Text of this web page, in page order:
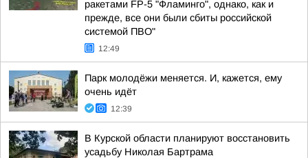
ракетами FP-5 "Фламинго", однако, как и
прежде, все они были сбиты российской
системой ПВО"
12:49
Парк молодёжи меняется. И, кажется, ему
очень идёт
12:39
В Курской области планируют восстановить
усадьбу Николая Бартрама